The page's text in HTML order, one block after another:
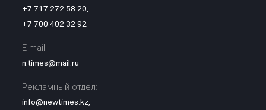
+7 717 272 58 20
+7 700 402 32 92
E-mail:
n.times@mail.ru
Рекламный отдел:
info@newtimes.kz,